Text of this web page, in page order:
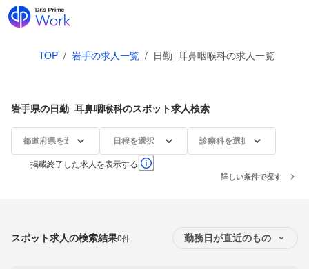
TOP / 岩手の求人一覧 / 日勤_耳鼻咽喉科の求人一覧
岩手県の日勤_耳鼻咽喉科のスポット求人検索
都道府県を選択 日程を選択 診療科を選択
掲載終了した求人を表示する
詳しい条件で探す
スポット求人の検索結果0件 勤務日が直近のもの